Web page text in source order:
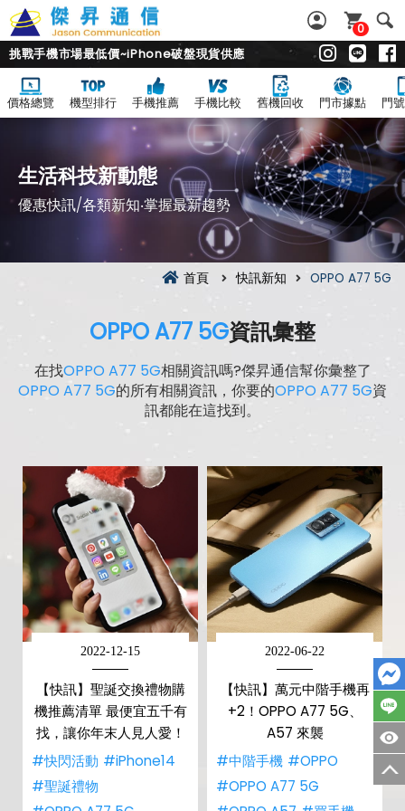
0
挑戰手機市場最低價~iPhone破盤現貨供應
價格總覽 機型排行 手機推薦 手機比較 舊機回收 門市據點 門
生活科技新動態
優惠快訊/各類新知‧掌握最新趨勢
首頁 快訊新知 OPPO A77 5G
OPPO A77 5G資訊彙整
在找OPPO A77 5G相關資訊嗎?傑昇通信幫你彙整了
OPPO A77 5G的所有相關資訊，你要的OPPO A77 5G資
訊都能在這找到。
2022-12-15
【快訊】聖誕交換禮物購
機推薦清單 最便宜五千有
找，讓你年末人見人愛！
#快閃活動 #iPhone14
#聖誕禮物
2022-06-22
【快訊】萬元中階手機再
+2！OPPO A77 5G、
A57 來襲
#中階手機 #OPPO
#OPPO A77 5G